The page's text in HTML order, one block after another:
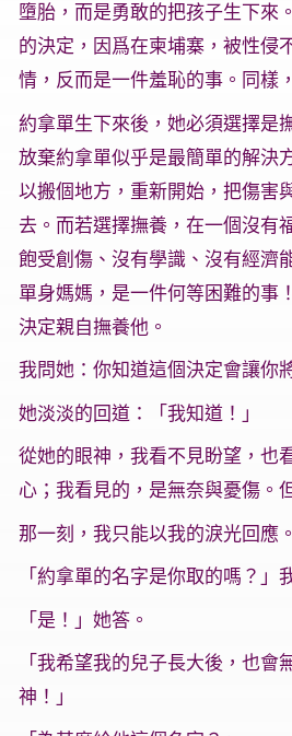
墮胎，而是勇敢的把孩子生下來
的決定，因爲在柬埔寨，被性侵
情，反而是一件羞恥的事。同樣
約拿單生下來後，她必須選擇是
放棄約拿單似乎是最簡單的解
以搬個地方，重新開始，把傷害
去。而若選擇撫養，在一個沒有
飽受創傷、沒有學識、沒有經濟
單身媽媽，是一件何等困難的事
決定親自撫養他。
我問她：你知道這個決定會讓你
她淡淡的回道：「我知道！」
從她的眼神，我看不見盼望，也
心；我看見的，是無奈與憂傷。
那一刻，我只能以我的淚光回應。
「約拿單的名字是你取的嗎？」
「是！」她答。
「我希望我的兒子長大後，也會
神！」